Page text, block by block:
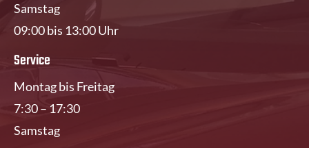
Samstag
09:00 bis 13:00 Uhr
Service
Montag bis Freitag
7:30 – 17:30
Samstag